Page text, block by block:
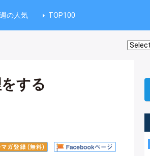
の人気 TOP100
する